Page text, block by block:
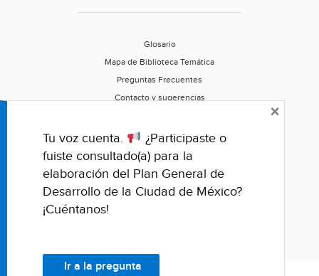
Glosario
Mapa de Biblioteca Temática
Preguntas Frecuentes
Contacto y sugerencias
Califica este portal
Tu voz cuenta.
¿Participaste o
fuiste consultado(a) para la
elaboración del Plan General de
Desarrollo de la Ciudad de México?
¡Cuéntanos!
Ir a la pregunta
×